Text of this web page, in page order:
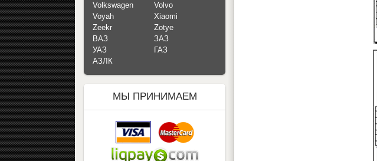
Volkswagen
Volvo
Voyah
Xiaomi
Zeekr
Zotye
ВАЗ
ЗАЗ
УАЗ
ГАЗ
АЗЛК
МЫ ПРИНИМАЕМ